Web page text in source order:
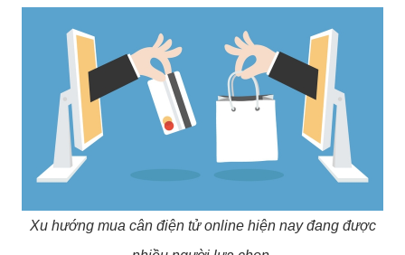
Xu hướng mua cân điện tử online hiện nay đang được